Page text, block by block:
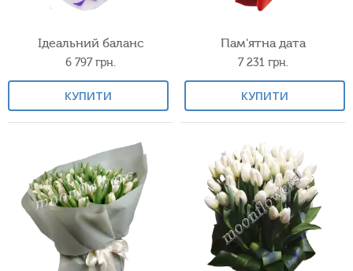
Ідеальний баланс
6 797грн.
КУПИТИ
Пам'ятна дата
7 231 грн.
КУПИТИ